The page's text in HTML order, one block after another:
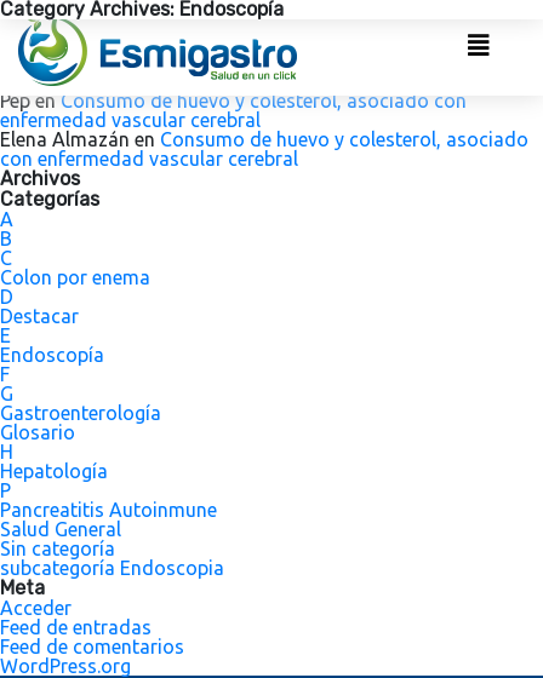
Category Archives: Endoscopía
adminen Consumo de huevo y colesterol, asociado con
enfermedad vascular cerebral
adminenConsumo de huevo y colesterol, asociado con
enfermedad vascular cerebral
Pep en Consumo de huevo y colesterol, asociado con
enfermedad vascular cerebral
Elena Almazán en Consumo de huevo y colesterol, asociado
con enfermedad vascular cerebral
Archivos
Categorías
A
B
C
Colon por enema
D
Destacar
E
Endoscopía
F
G
Gastroenterología
Glosario
H
Hepatología
P
Pancreatitis Autoinmune
Salud General
Sin categoría
subcategoría Endoscopia
Meta
Acceder
Feed de entradas
Feed de comentarios
WordPress.org